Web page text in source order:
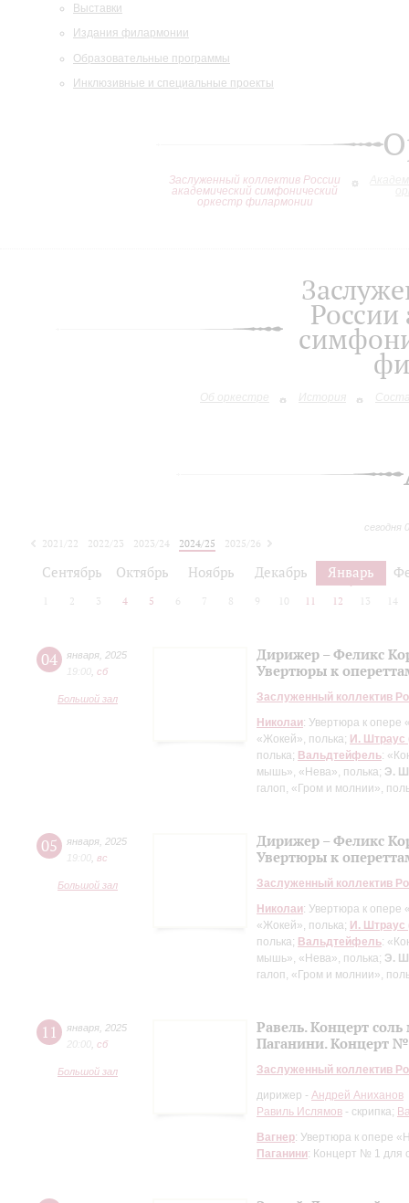
Выставки
Издания филармонии
Образовательные программы
Инклюзивные и специальные проекты
Заслуженный коллектив России
академический симфонический
оркестр филармонии
Об оркестре История
сегодня
2021/22 2022/23 2023/24 2024/25
2025/26
Сентябрь Октябрь Ноябрь Декабрь Январь
2 3 4 5 6 7 8 9 10 11 12 13 14
04 января 2025
19:00 сб
Большой зал
Дирижер – Феликс
Увертюры к
Заслуженный коллектив
Николаи: Увертюра к опере
«Жокей», полька; И. Штраус
полька; Вальдтейфель:
мышь», «Нева», полька; Э.
галоп, «Гром и молнии»,
05 января 2025
19:00 вc
Большой зал
Дирижер – Феликс
Увертюры к
Заслуженный коллектив
Николаи: Увертюра к опере
«Жокей», полька; И. Штраус
полька; Вальдтейфель:
мышь», «Нева», полька; Э.
галоп, «Гром и молнии»,
11 января 2025
20:00 сб
Большой зал
Равель. Концерт
Паганини. Концерт №
Заслуженный коллектив
дирижер - Андрей Аниханов
Равиль Ислямов - скрипка;
Вагнер: Увертюра к опере
Паганини: Концерт № 1 для